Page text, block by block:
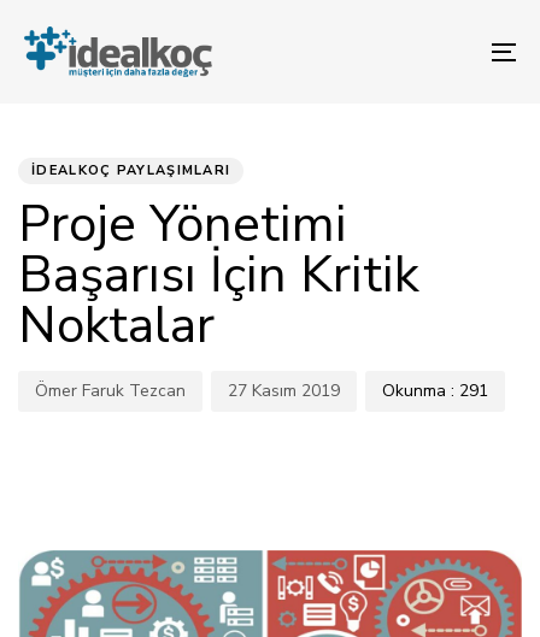
atla
gezinme
bölümüne
atlaİDEALKOÇ PAYLAŞIMLARI
Proje Yönetimi
Başarısı İçin Kritik
Noktalar
Ömer Faruk Tezcan 27 Kasım 2019 Okunma : 291